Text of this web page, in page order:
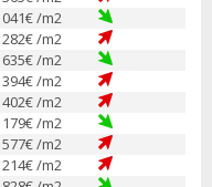
€ /m2
€ /m2
€ /m2
€ /m2
€ /m2
€ /m2
€ /m2
€ /m2